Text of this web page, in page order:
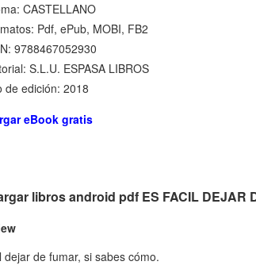
CASTELLANO
Pdf, ePub, MOBI, FB2
9788467052930
S.L.U. ESPASA LIBROS
de edición: 2018
eBook gratis
libros android pdf ES FACIL DEJAR
dejar de fumar, si sabes cómo.